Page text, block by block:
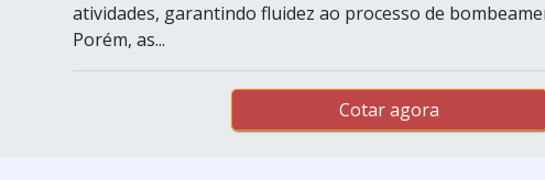
atividades, garantindo fluidez ao processo de
Porém, as...
Cotar agora